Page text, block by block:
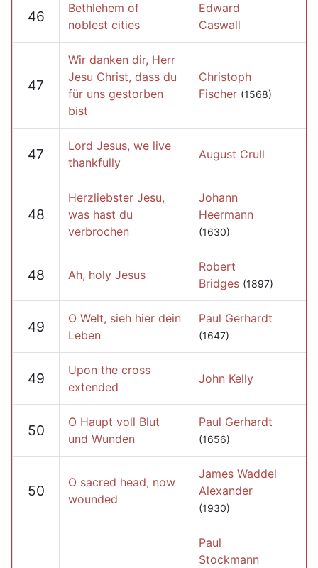
46
Bethlehem of
noblest cities
Edward
Caswall
47
Wir danken dir, Herr
Jesu Christ, dass du
für uns gestorben
bist
Christoph
Fischer (1568)
47
Lord Jesus, we live
thankfully
August Crull
48
Herzliebster Jesu,
was hast du
verbrochen
Johann
Heermann
(1630)
48 Ah, holy Jesus
Robert
Bridges (1897)
49
O Welt, sieh hier dein
Leben
Paul Gerhardt
(1647)
49
Upon the cross
extended
John Kelly
50
O Haupt voll Blut
und Wunden
Paul Gerhardt
(1656)
50
O sacred head, now
wounded
James Waddel
Alexander
(1930)
Paul
Stockmann